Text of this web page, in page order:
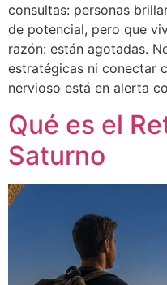
consultas: personas
de potencial, pero que
razón: están agotadas.
estratégicas ni conectar
nervioso está en alerta
Qué es el
Saturno